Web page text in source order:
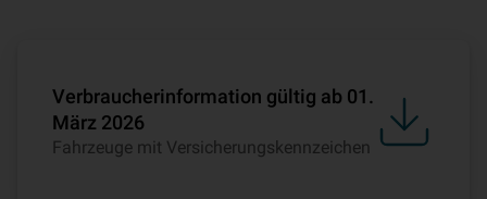
Verbraucherinformation gültig ab 01.
März 2026
Fahrzeuge mit Versicherungskennzeichen